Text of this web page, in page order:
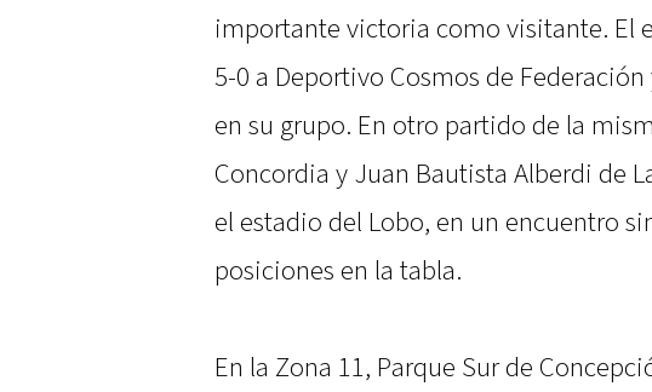
importante victoria como visitante. El
5-0 a Deportivo Cosmos de
en su grupo. En otro partido de la
Concordia y Juan Bautista Alberdi de
el estadio del Lobo, en un encuentro
posiciones en la tabla.
En la Zona 11, Parque Sur de